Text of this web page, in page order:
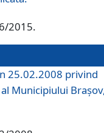
2015.
25.02.2008 privind
Municipiului